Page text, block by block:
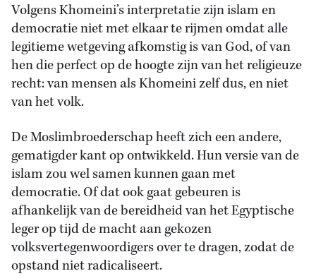
Volgens Khomeini’s interpretatie zijn islam en
democratie niet met elkaar te rijmen omdat alle
legitieme wetgeving afkomstig is van God, of van
hen die perfect op de hoogte zijn van het religieuze
recht: van mensen als Khomeini zelf dus, en niet
van het volk.
De Moslimbroederschap heeft zich een andere,
gematigder kant op ontwikkeld. Hun versie van de
islam zou wel samen kunnen gaan met
democratie. Of dat ook gaat gebeuren is
afhankelijk van de bereidheid van het Egyptische
leger op tijd de macht aan gekozen
volksvertegenwoordigers over te dragen, zodat de
opstand niet radicaliseert.